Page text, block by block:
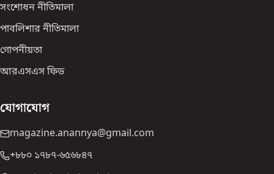
সংশোধন নীতিমালা
পাবলিশার নীতিমালা
গোপনীয়তা
আরএসএস ফিড
যোগাযোগ
magazine.anannya@gmail.com
+৮৮০ ১৭৮৭-৬৫৬৮৪৭